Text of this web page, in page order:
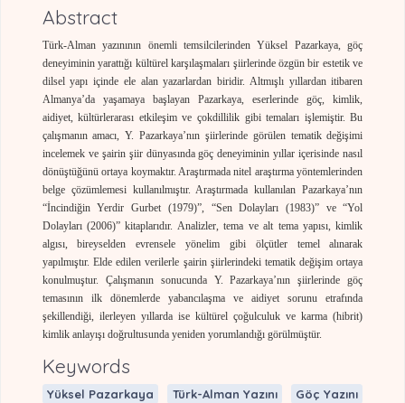
Abstract
Türk-Alman yazınının önemli temsilcilerinden Yüksel Pazarkaya, göç
deneyiminin yarattığı kültürel karşılaşmaları şiirlerinde özgün bir estetik ve
dilsel yapı içinde ele alan yazarlardan biridir. Altmışlı yıllardan itibaren
Almanya’da yaşamaya başlayan Pazarkaya, eserlerinde göç, kimlik,
aidiyet, kültürlerarası etkileşim ve çokdillilik gibi temaları işlemiştir. Bu
çalışmanın amacı, Y. Pazarkaya’nın şiirlerinde görülen tematik değişimi
incelemek ve şairin şiir dünyasında göç deneyiminin yıllar içerisinde nasıl
dönüştüğünü ortaya koymaktır. Araştırmada nitel araştırma yöntemlerinden
belge çözümlemesi kullanılmıştır. Araştırmada kullanılan Pazarkaya’nın
“İncindiğin Yerdir Gurbet (1979)”, “Sen Dolayları (1983)” ve “Yol
Dolayları (2006)” kitaplarıdır. Analizler, tema ve alt tema yapısı, kimlik
algısı, bireyselden evrensele yönelim gibi ölçütler temel alınarak
yapılmıştır. Elde edilen verilerle şairin şiirlerindeki tematik değişim ortaya
konulmuştur. Çalışmanın sonucunda Y. Pazarkaya’nın şiirlerinde göç
temasının ilk dönemlerde yabancılaşma ve aidiyet sorunu etrafında
şekillendiği, ilerleyen yıllarda ise kültürel çoğulculuk ve karma (hibrit)
kimlik anlayışı doğrultusunda yeniden yorumlandığı görülmüştür.
Keywords
Yüksel Pazarkaya Türk-Alman Yazını
Göç Yazını